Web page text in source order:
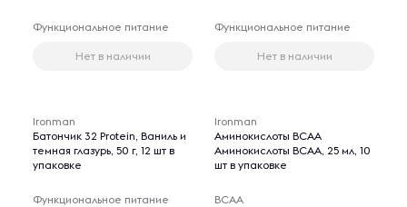
Функциональное питание
Нет в наличии
Функциональное питание
Нет в наличии
Ironman
Батончик 32 Protein, Ваниль и
темная глазурь, 50 г, 12 шт в
упаковке
Функциональное питание
Ironman
Аминокислоты BCAA
Аминокислоты BCAA, 25 мл, 10
шт в упаковке
BCAA